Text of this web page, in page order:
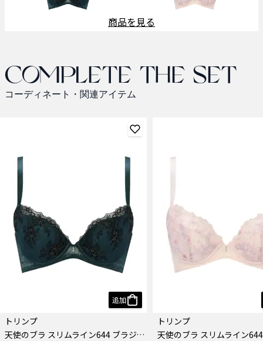
商品を見る
Complete the set
コーディネート・関連アイテム
追加
トリンプ
天使のブラ スリムライン644 ブラジャー
トリンプ